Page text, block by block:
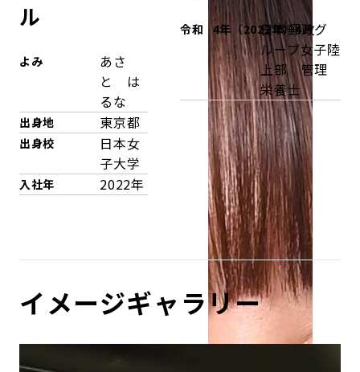
ル
よみ
あさ
と は
るな
出身地 東京都
出身校
日本女
子大学
入社年 2022年
令和 4年（2022年）4月
日本郵政グ
ループ女子陸
上部 管理
栄養士
イメージギャラリー